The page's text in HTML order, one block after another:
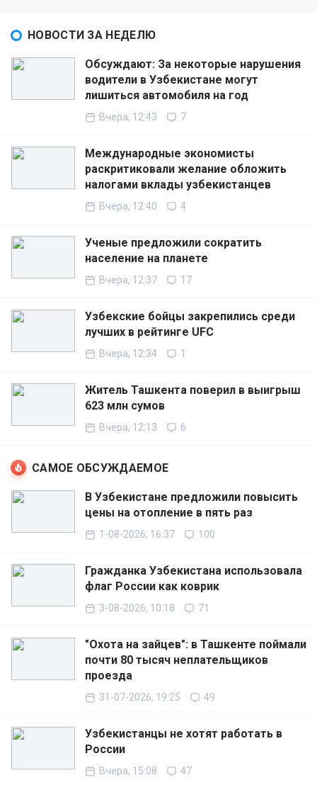
НОВОСТИ ЗА НЕДЕЛЮ
Обсуждают: За некоторые нарушения
водители в Узбекистане могут
лишиться автомобиля на год
Вчера, 12:43 7
Международные экономисты
раскритиковали желание обложить
налогами вклады узбекистанцев
Вчера, 12:40 4
Ученые предложили сократить
население на планете
Вчера, 12:37 17
Узбекские бойцы закрепились среди
лучших в рейтинге UFC
Вчера, 12:34 1
Житель Ташкента поверил в выигрыш
623 млн сумов
Вчера, 12:13 6
САМОЕ ОБСУЖДАЕМОЕ
В Узбекистане предложили повысить
цены на отопление в пять раз
1-08-2026, 16:37 100
Гражданка Узбекистана использовала
флаг России как коврик
3-08-2026, 10:18 71
"Охота на зайцев": в Ташкенте поймали
почти 80 тысяч неплательщиков
проезда
31-07-2026, 19:25 49
Узбекистанцы не хотят работать в
России
Вчера, 15:08 47